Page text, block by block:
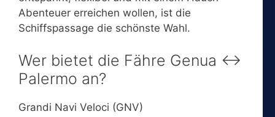
Abenteuer erreichen wollen, ist die
Schiffspassage die schönste Wahl.
Wer bietet die Fähre Genua ↔
Palermo an?
Grandi Navi Veloci (GNV)